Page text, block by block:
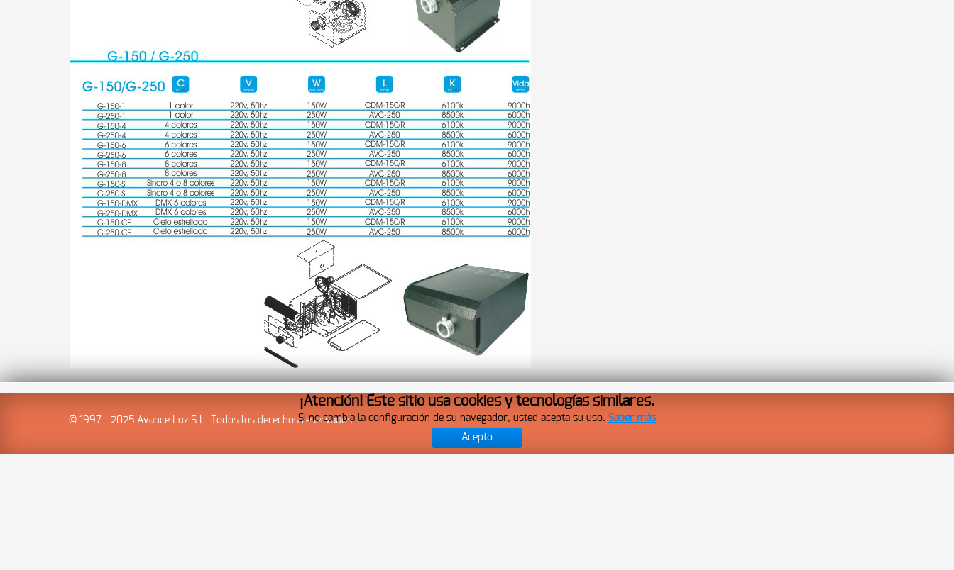
¡Atención! Este sitio usa cookies y tecnologías similares.
Si no cambia la configuración de su navegador, usted acepta su uso. Saber más
Acepto
© 1997 - 2025 Avance Luz S.L. Todos los derechos reservados.